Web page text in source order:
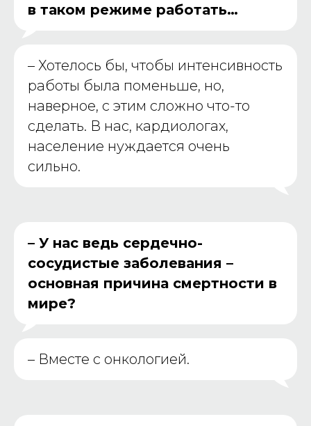
в таком режиме работать…
– Хотелось бы, чтобы интенсивность
работы была поменьше, но,
наверное, с этим сложно что-то
сделать. В нас, кардиологах,
население нуждается очень
сильно.
– У нас ведь сердечно-
сосудистые заболевания –
основная причина смертности в
мире?
– Вместе с онкологией.